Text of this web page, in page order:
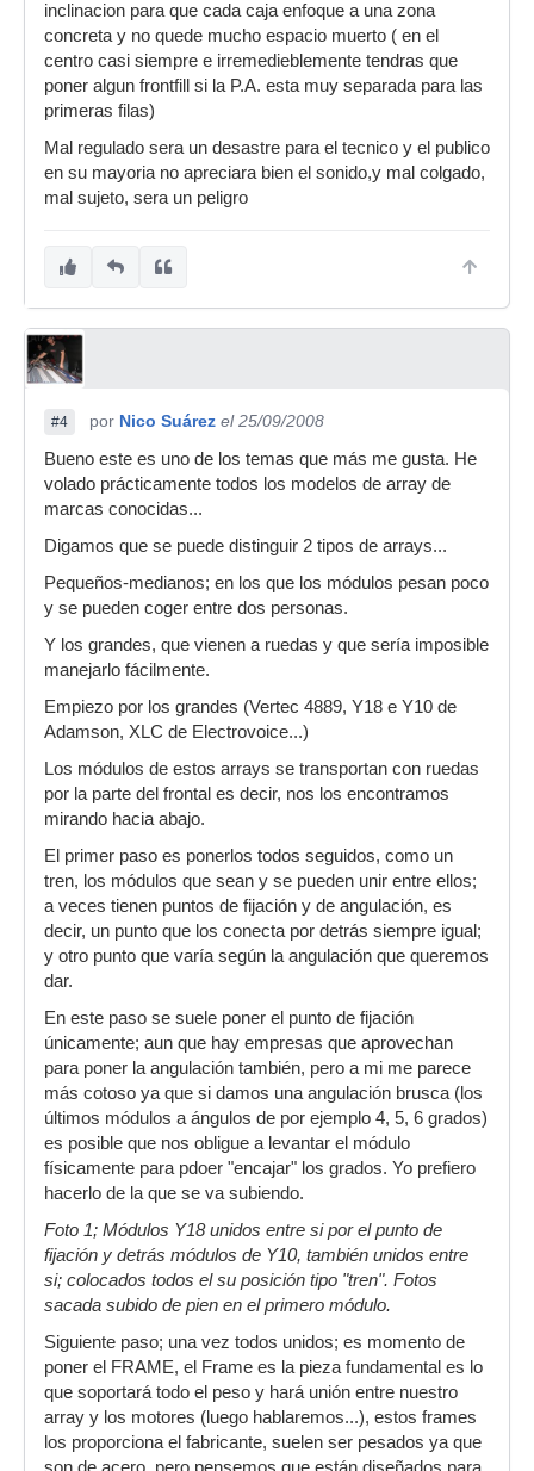
inclinacion para que cada caja enfoque a una zona
concreta y no quede mucho espacio muerto ( en el
centro casi siempre e irremedieblemente tendras que
poner algun frontfill si la P.A. esta muy separada para las
primeras filas)
Mal regulado sera un desastre para el tecnico y el publico
en su mayoria no apreciara bien el sonido,y mal colgado,
mal sujeto, sera un peligro
#4 por Nico Suárez el 25/09/2008
Bueno este es uno de los temas que más me gusta. He
volado prácticamente todos los modelos de array de
marcas conocidas...
Digamos que se puede distinguir 2 tipos de arrays...
Pequeños-medianos; en los que los módulos pesan poco
y se pueden coger entre dos personas.
Y los grandes, que vienen a ruedas y que sería imposible
manejarlo fácilmente.
Empiezo por los grandes (Vertec 4889, Y18 e Y10 de
Adamson, XLC de Electrovoice...)
Los módulos de estos arrays se transportan con ruedas
por la parte del frontal es decir, nos los encontramos
mirando hacia abajo.
El primer paso es ponerlos todos seguidos, como un
tren, los módulos que sean y se pueden unir entre ellos;
a veces tienen puntos de fijación y de angulación, es
decir, un punto que los conecta por detrás siempre igual;
y otro punto que varía según la angulación que queremos
dar.
En este paso se suele poner el punto de fijación
únicamente; aun que hay empresas que aprovechan
para poner la angulación también, pero a mi me parece
más cotoso ya que si damos una angulación brusca (los
últimos módulos a ángulos de por ejemplo 4, 5, 6 grados)
es posible que nos obligue a levantar el módulo
físicamente para pdoer "encajar" los grados. Yo prefiero
hacerlo de la que se va subiendo.
Foto 1; Módulos Y18 unidos entre si por el punto de
fijación y detrás módulos de Y10, también unidos entre
si; colocados todos el su posición tipo "tren". Fotos
sacada subido de pien en el primero módulo.
Siguiente paso; una vez todos unidos; es momento de
poner el FRAME, el Frame es la pieza fundamental es lo
que soportará todo el peso y hará unión entre nuestro
array y los motores (luego hablaremos...), estos frames
los proporciona el fabricante, suelen ser pesados ya que